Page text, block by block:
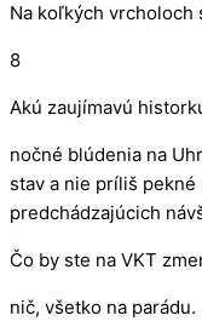
Na koľkých vrcholoch
8
Akú zaujímavú
nočné blúdenia na
stav a nie príliš
predchádzajúcich
Čo by ste na VKT
nič, všetko na parádu.